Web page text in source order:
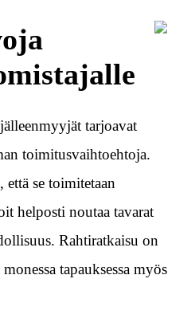
tarjoavat
toimitusvaihtoehtoja.
se toimitetaan
helposti noutaa tavarat
Rahtiratkaisu on
tapauksessa myös